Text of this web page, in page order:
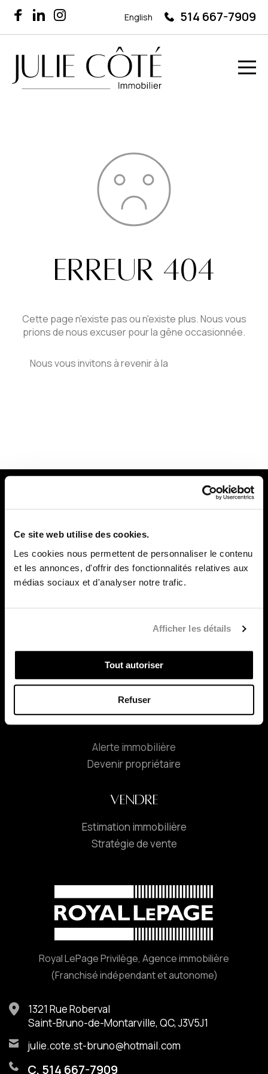
Ce site web utilise des cookies.
Les cookies nous permettent de personnaliser le contenu
et les annonces, d'offrir des fonctionnalités relatives aux
médias sociaux et d'analyser notre trafic.
Afficher les détails
Tout autoriser
Refuser
English 514 667-7909
ERREUR 404
Cette page n'existe pas ou n'existe plus. Nous vous
prions de nous excuser pour la gêne occasionnée.
Nous vous invitons à revenir à la
PROPRIÉTÉS
À PROPOS
Témoignages
CONTACT
ACHETER
Alerte immobilière
Devenir propriétaire
VENDRE
Estimation immobilière
Stratégie de vente
Royal LePage Privilège, Agence immobilière
(Franchisé indépendant et autonome)
1321 Rue Roberval
Saint-Bruno-de-Montarville, QC, J3V5J1
julie.cote.st-bruno@hotmail.com
C. 514 667-7909